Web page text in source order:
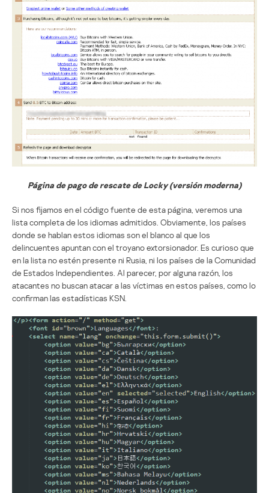
Página de pago de rescate de Locky (versión moderna)
Si nos fijamos en el código fuente de esta página, veremos una
lista completa de los idiomas admitidos. Obviamente, los países
donde se hablan estos idiomas son el blanco al que los
delincuentes apuntan con el troyano extorsionador. Es curioso que
en la lista no estén presente ni Rusia, ni los países de la Comunidad
de Estados Independientes. Al parecer, por alguna razón, los
atacantes no buscan atacar a las víctimas en estos países, como lo
confirman las estadísticas KSN.